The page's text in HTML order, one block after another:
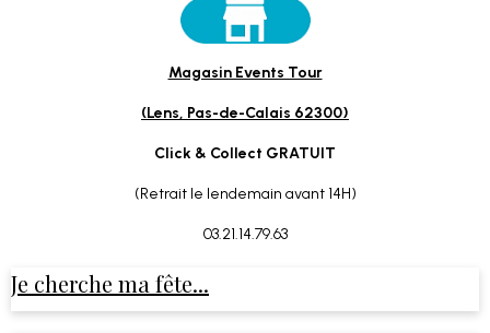
Magasin Events Tour
(Lens, Pas-de-Calais 62300)
Click & Collect GRATUIT
(Retrait le lendemain avant 14H)
03.21.14.79.63
Je cherche ma fête...